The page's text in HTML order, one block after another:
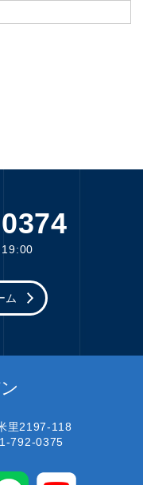
ム
里2197-118
792-0375